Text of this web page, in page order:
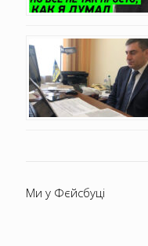
Ми у Фєйсбуці